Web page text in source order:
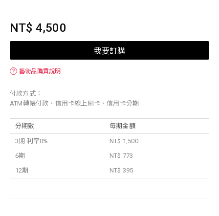
NT$ 4,500
我要訂購
？ 藝術品購買說明
付款方式：
ATM轉帳付款、信用卡線上刷卡、信用卡分期
分期數 每期金額
3期 利率0%
NT$ 1,500
6期
NT$ 773
12期
NT$ 395